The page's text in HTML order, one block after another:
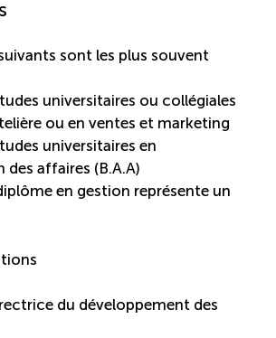
sont les plus souvent
universitaires ou collégiales
ou en ventes et marketing
universitaires en
affaires (B.A.A)
en gestion représente un
du développement des